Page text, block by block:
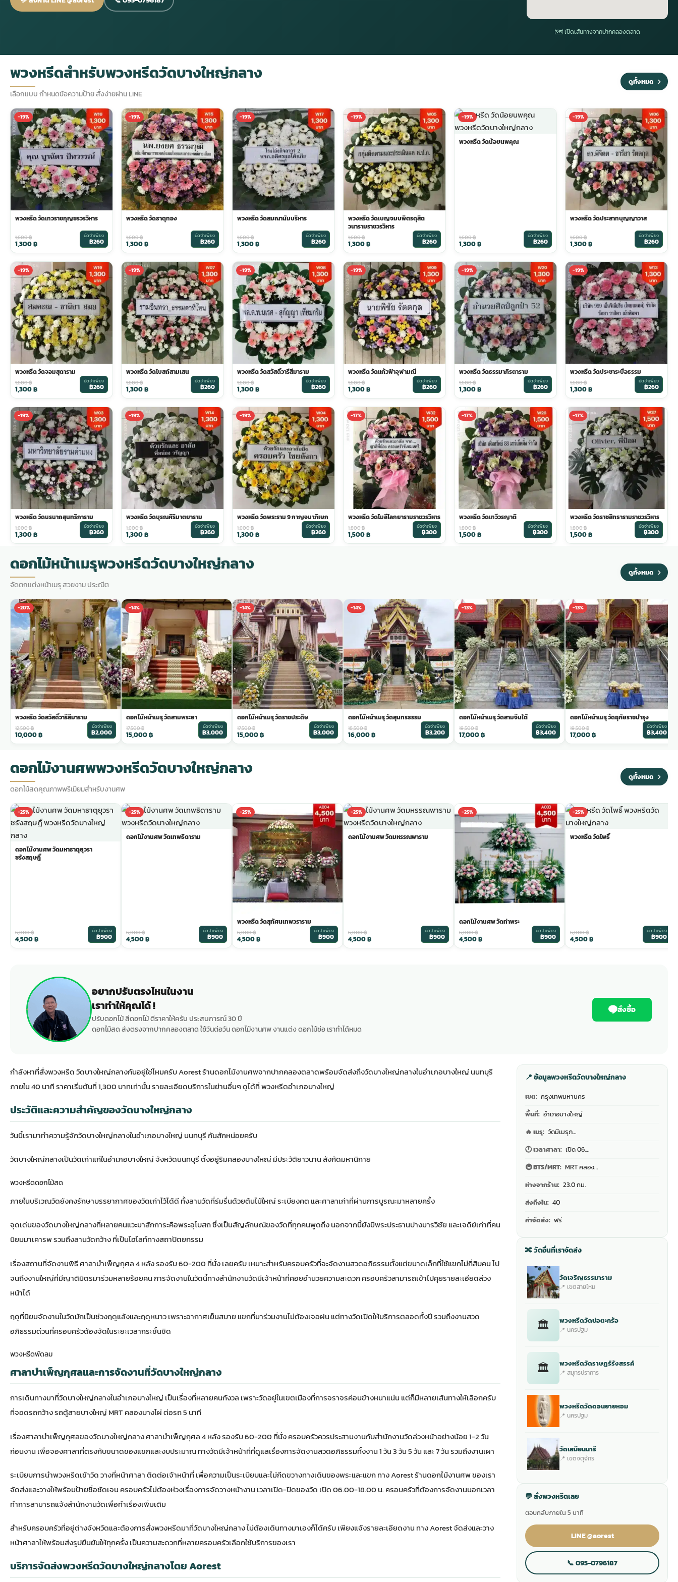
ดอกไม้หน้างานศพ
ดอกไม้หน้าโลง
จัดดอกไม้หน้ารูป
จัดดอกไม้หน้าโลง
ดอกไม้ศพ
ดอกไม้งานศพ ส่งด่วน
ดอกไม้งานศพ กรุงเทพ
ดอกไม้งานศพ ปากคลองตลาด
ร้านดอกไม้งานศพ ใกล้ฉัน
ดอกไม้งานศพ ราคาถูก
จัดดอกไม้งานศพ ราคา
ดอกไม้งานศพ ส่งฟรี
ดอกไม้งานศพ ออนไลน์
พวงดอกไม้งานศพ
tpdecorate ปูพื้น
ดอกไม้พวงหรีด
พวงหรีดปทุม
พวงหรีดพระราม 2
พวงหรีด ปากคลองตลาด
พวงหรีดราคาถูก
พวงหรีดดอกไม้สด
พวงหรีดดอกไม้สด ราคาถูก
สั่งพวงหรีด ออนไลน์
ส่งพวงหรีด ด่วน กรุงเทพ
ร้านพวงหรีด กรุงเทพ ส่งฟรี
พวงหรีด ปากคลองตลาด ราคา
พวงหรีด ส่งด่วน วันนี้
กไม้หน้าเมรุ
น้าเมรุ ราคา
มรุ กรุงเทพ
ม้หน้าเมรุ
มรุ ราคาถูก
ม้หน้าเมรุ
ระดับเมรุ
มรุ ออนไลน์
มรุ ส่งด่วน
น้าเมรุ กรุงเทพ
อกไม้งานแต่ง
ดอกไม้งานแต่ง
ไม้งานแต่ง แบบสวยๆ
พวงหรีดพัดลม ส่งด่วน
สั่งพวงหรีดพัดลม
ร้านพวงหรีดพัดลม
พวงหรีดพัดลม ปากคลองตลาด
พวงหรีดพัดลม แบบสวยๆ
แพ็คเกจจัดงานศพ
ค่าใช้จ่ายจัดงานศพ
จัดงานศพ วัด
ขั้นตอนจัดงานศพ
จัดงานศพ ราคาถูก
🗺 เปิดเส้นทางจากปากคลองตลาด
พวงหรีดสำหรับพวงหรีดวัดบางใหญ่กลาง
เลือกแบบ กำหนดข้อความป้าย สั่งง่ายผ่าน LINE
ดูทั้งหมด
-19%
พวงหรีด วัดเทวราชกุญชรวรวิหาร
1,600฿
1,300฿
มัดจำเพียง
฿260
-19%
พวงหรีด วัดธาตุทอง
1,600฿
1,300฿
มัดจำเพียง
฿260
-19%
พวงหรีด วัดสมณานัมบริหาร
1,600฿
1,300฿
มัดจำเพียง
฿260
-19%
พวงหรีด วัดเบญจมบพิตรดุสิต
วนารามราชวรวิหาร
1,600฿
1,300฿
มัดจำเพียง
฿260
-19%
พวงหรีด วัดน้อยนพคุณ
1,600฿
1,300฿
มัดจำเพียง
฿260
-19%
พวงหรีด วัดประสาทบุญญาวาส
1,600฿
1,300฿
มัดจำเพียง
฿260
-19%
พวงหรีด วัดจอมสุดาราม
1,600฿
1,300฿
มัดจำเพียง
฿260
-19%
พวงหรีด วัดโบสถ์สามเสน
1,600฿
1,300฿
มัดจำเพียง
฿260
-19%
พวงหรีด วัดสวัสดิ์วารีสีมาราม
1,600฿
1,300฿
มัดจำเพียง
฿260
-19%
พวงหรีด วัดแก้วฟ้าจุฬามณี
1,600฿
1,300฿
มัดจำเพียง
฿260
-19%
พวงหรีด วัดธรรมาภิรตาราม
1,600฿
1,300฿
มัดจำเพียง
฿260
-19%
พวงหรีด วัดประชาระบือธรรม
1,600฿
1,300฿
มัดจำเพียง
฿260
-19%
พวงหรีด วัดนรนาถสุนทริการาม
1,600฿
1,300฿
มัดจำเพียง
฿260
-19%
พวงหรีด วัดบุรณศิริมาตยาราม
1,600฿
1,300฿
มัดจำเพียง
฿260
-19%
พวงหรีด วัดพระราม 9 กาญจนาภิเษก
1,600฿
1,300฿
มัดจำเพียง
฿260
-17%
พวงหรีด วัดโมลีโลกยารามราชวรวิหาร
1,800฿
1,500฿
มัดจำเพียง
฿300
-17%
พวงหรีด วัดเทวีวรญาติ
1,800฿
1,500฿
มัดจำเพียง
฿300
-17%
พวงหรีด วัดราชสิทธารามราชวรวิหาร
1,800฿
1,500฿
มัดจำเพียง
฿300
ดอกไม้หน้าเมรุพวงหรีดวัดบางใหญ่กลาง
จัดตกแต่งหน้าเมรุ สวยงาม ประณีต
ดูทั้งหมด
-20%
พวงหรีด วัดสวัสดิ์วารีสีมาราม
12,500฿
10,000฿
มัดจำเพียง
฿2,000
-14%
ดอกไม้หน้าเมรุ วัดสามพระยา
17,500฿
15,000฿
มัดจำเพียง
฿3,000
-14%
ดอกไม้หน้าเมรุ วัดราชประดิษ
17,500฿
15,000฿
มัดจำเพียง
฿3,000
-14%
ดอกไม้หน้าเมรุ วัดสุนทรธรรม
18,500฿
16,000฿
มัดจำเพียง
฿3,200
-13%
ดอกไม้หน้าเมรุ วัดสามจีนใต้
19,500฿
17,000฿
มัดจำเพียง
฿3,400
-13%
ดอกไม้หน้าเมรุ วัดอุภัยราชบำรุง
19,500฿
17,000฿
มัดจำเพียง
฿3,400
ดอกไม้งานศพพวงหรีดวัดบางใหญ่กลาง
ดอกไม้สดคุณภาพพรีเมียมสำหรับงานศพ
ดูทั้งหมด
-25%
ดอกไม้งานศพ วัดมหาธาตุยุวรา
ชรังสฤษฎิ์
6,000฿
4,500฿
มัดจำเพียง
฿900
-25%
ดอกไม้งานศพ วัดเทพธิดาราม
6,000฿
4,500฿
มัดจำเพียง
฿900
-25%
พวงหรีด วัดสุทัศนเทพวราราม
6,000฿
4,500฿
มัดจำเพียง
฿900
-25%
ดอกไม้งานศพ วัดมหรรณพาราม
6,000฿
4,500฿
มัดจำเพียง
฿900
-25%
ดอกไม้งานศพ วัดท่าพระ
6,000฿
4,500฿
มัดจำเพียง
฿900
-25%
พวงหรีด วัดโพธิ์
6,000฿
4,500฿
มัดจำเพียง
฿900
อยากปรับตรงไหนในงาน
เราทำให้คุณได้ !
ปรับดอกไม้ สีดอกไม้ ตีราคาให้ครับ ประสบการณ์ 30 ปี
ดอกไม้สด ส่งตรงจากปากคลองตลาด ใช้วันต่อวัน ดอกไม้งานศพ งานแต่ง ดอกไม้ช่อ เราทำได้หมด
สั่งซื้อ
กำลังหาที่สั่งพวงหรีด วัดบางใหญ่กลางกันอยู่ใช่ไหมครับ Aorest ร้านดอกไม้งานศพจากปากคลองตลาดพร้อมจัดส่งถึงวัดบางใหญ่กลางในอำเภอบางใหญ่ นนทบุรี
ภายใน 40 นาที ราคาเริ่มต้นที่ 1,300 บาทเท่านั้น รายละเอียดบริการในย่านอื่นๆ ดูได้ที่พวงหรีดอำเภอบางใหญ่
ประวัติและความสำคัญของวัดบางใหญ่กลาง
วันนี้เรามาทำความรู้จักวัดบางใหญ่กลางในอำเภอบางใหญ่ นนทบุรี กันสักหน่อยครับ
วัดบางใหญ่กลางเป็นวัดเก่าแก่ในอำเภอบางใหญ่ จังหวัดนนทบุรี ตั้งอยู่ริมคลองบางใหญ่ มีประวัติยาวนาน สังกัดมหานิกาย
พวงหรีดดอกไม้สด
ภายในบริเวณวัดยังคงรักษาบรรยากาศของวัดเก่าไว้ได้ดี ทั้งลานวัดที่ร่มรื่นด้วยต้นไม้ใหญ่ ระเบียงคต และศาลาเก่าที่ผ่านการบูรณะมาหลายครั้ง
จุดเด่นของวัดบางใหญ่กลางที่หลายคนแวะมาสักการะคือพระอุโบสถ ซึ่งเป็นสัญลักษณ์ของวัดที่ทุกคนพูดถึง นอกจากนี้ยังมีพระประธานปางมารวิชัย และเจดีย์เก่าที่คน
นิยมมาเคารพ รวมถึงลานวัดกว้าง ที่เป็นไฮไลท์ทางสถาปัตยกรรม
เรื่องสถานที่จัดงานพิธี ศาลาบำเพ็ญกุศล 4 หลัง รองรับ 60-200 ที่นั่ง เลยครับ เหมาะสำหรับครอบครัวที่จะจัดงานสวดอภิธรรมตั้งแต่ขนาดเล็กที่ใช้แขกไม่กี่สิบคน ไป
จนถึงงานใหญ่ที่มีญาติมิตรมาร่วมหลายร้อยคน การจัดงานในวัดนี้ทางสำนักงานวัดมีเจ้าหน้าที่คอยอำนวยความสะดวก ครอบครัวสามารถเข้าไปคุยรายละเอียดล่วง
หน้าได้
ฤดูที่นิยมจัดงานในวัดมักเป็นช่วงฤดูแล้งและฤดูหนาว เพราะอากาศเย็นสบาย แขกที่มาร่วมงานไม่ต้องเจอฝน แต่ทางวัดเปิดให้บริการตลอดทั้งปี รวมถึงงานสวด
อภิธรรมด่วนที่ครอบครัวต้องจัดในระยะเวลากระชั้นชิด
พวงหรีดพัดลม
ศาลาบำเพ็ญกุศลและการจัดงานที่วัดบางใหญ่กลาง
การเดินทางมาที่วัดบางใหญ่กลางในอำเภอบางใหญ่ เป็นเรื่องที่หลายคนกังวล เพราะวัดอยู่ในเขตเมืองที่การจราจรค่อนข้างหนาแน่น แต่ก็มีหลายเส้นทางให้เลือกครับ
ที่จอดรถกว้าง รถตู้สายบางใหญ่ MRT คลองบางไผ่ ต่อรถ 5 นาที
เรื่องศาลาบำเพ็ญกุศลของวัดบางใหญ่กลาง ศาลาบำเพ็ญกุศล 4 หลัง รองรับ 60-200 ที่นั่ง ครอบครัวควรประสานงานกับสำนักงานวัดล่วงหน้าอย่างน้อย 1-2 วัน
ก่อนงาน เพื่อจองศาลาที่ตรงกับขนาดของแขกและงบประมาณ ทางวัดมีเจ้าหน้าที่ที่ดูแลเรื่องการจัดงานสวดอภิธรรมทั้งงาน 1 วัน 3 วัน 5 วัน และ 7 วัน รวมถึงงานเผา
ระเบียบการนำพวงหรีดเข้าวัด วางที่หน้าศาลา ติดต่อเจ้าหน้าที่ เพื่อความเป็นระเบียบและไม่กีดขวางทางเดินของพระและแขก ทางAorest ร้านดอกไม้งานศพของเรา
จัดส่งและวางให้พร้อมป้ายชื่อชัดเจน ครอบครัวไม่ต้องห่วงเรื่องการจัดวางหน้างาน เวลาเปิด-ปิดของวัด เปิด 06.00-18.00 น. ครอบครัวที่ต้องการจัดงานนอกเวลา
ทำการสามารถแจ้งสำนักงานวัดเพื่อทำเรื่องเพิ่มเติม
สำหรับครอบครัวที่อยู่ต่างจังหวัดและต้องการสั่งพวงหรีดมาที่วัดบางใหญ่กลาง ไม่ต้องเดินทางมาเองก็ได้ครับ เพียงแจ้งรายละเอียดงาน ทาง Aorest จัดส่งและวาง
หน้าศาลาให้พร้อมส่งรูปยืนยันให้ทุกครั้ง เป็นความสะดวกที่หลายครอบครัวเลือกใช้บริการของเรา
บริการจัดส่งพวงหรีดวัดบางใหญ่กลางโดย Aorest
📍 ข้อมูลพวงหรีดวัดบางใหญ่กลาง
เขต: กรุงเทพมหานคร
พื้นที่: อำเภอบางใหญ่
🔥 เมรุ: วัดมีเมรุภ…
🕐 เวลาศาลา: เปิด 06.…
🚇 BTS/MRT: MRT คลอง…
ห่างจากร้าน: 23.0 กม.
ส่งถึงใน: 40
ค่าจัดส่ง: ฟรี
🔀 วัดอื่นที่เราจัดส่ง
วัดเจริญธรรมาราม
📍 เขตสายไหม
🏛 พวงหรีดวัดบ่อตะกร้อ
📍 นครปฐม
🏛 พวงหรีดวัดราษฎร์รังสรรค์
📍 สมุทรปราการ
พวงหรีดวัดดอนยายหอม
📍 นครปฐม
วัดเสมียนนารี
📍 เขตจตุจักร
💬 สั่งพวงหรีดเลย
ตอบกลับภายใน 5 นาที
LINE @aorest
📞 095-0796187